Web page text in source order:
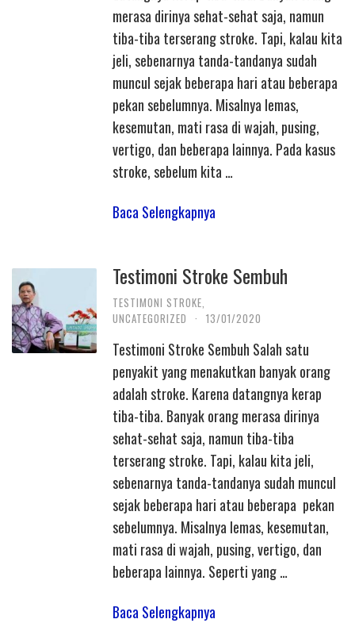
merasa dirinya sehat-sehat saja, namun
tiba-tiba terserang stroke. Tapi, kalau kita
jeli, sebenarnya tanda-tandanya sudah
muncul sejak beberapa hari atau beberapa
pekan sebelumnya. Misalnya lemas,
kesemutan, mati rasa di wajah, pusing,
vertigo, dan beberapa lainnya. Pada kasus
stroke, sebelum kita …
Baca Selengkapnya
Testimoni Stroke Sembuh
TESTIMONI STROKE,
UNCATEGORIZED
· 13/01/2020
Testimoni Stroke Sembuh Salah satu
penyakit yang menakutkan banyak orang
adalah stroke. Karena datangnya kerap
tiba-tiba. Banyak orang merasa dirinya
sehat-sehat saja, namun tiba-tiba
terserang stroke. Tapi, kalau kita jeli,
sebenarnya tanda-tandanya sudah muncul
sejak beberapa hari atau beberapa pekan
sebelumnya. Misalnya lemas, kesemutan,
mati rasa di wajah, pusing, vertigo, dan
beberapa lainnya. Seperti yang …
Baca Selengkapnya